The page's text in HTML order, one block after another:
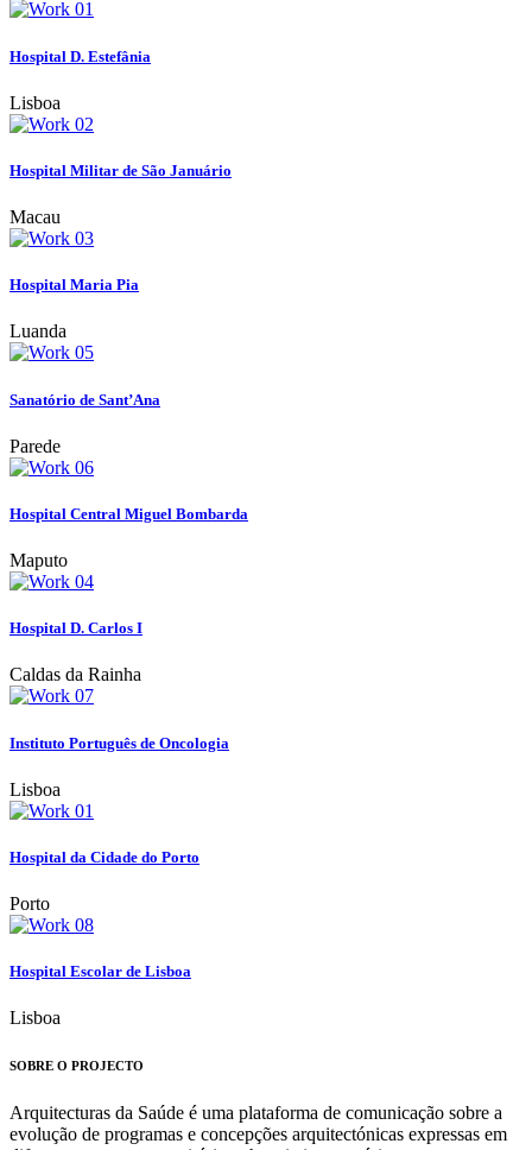
Hospital D. Estefânia
Lisboa
Hospital Militar de São Januário
Macau
Hospital Maria Pia
Luanda
Sanatório de Sant’Ana
Parede
Hospital Central Miguel Bombarda
Maputo
Hospital D. Carlos I
Caldas da Rainha
Instituto Português de Oncologia
Lisboa
Hospital da Cidade do Porto
Porto
Hospital Escolar de Lisboa
Lisboa
SOBRE O PROJECTO
Arquitecturas da Saúde é uma plataforma de comunicação sobre a
evolução de programas e concepções arquitectónicas expressas em